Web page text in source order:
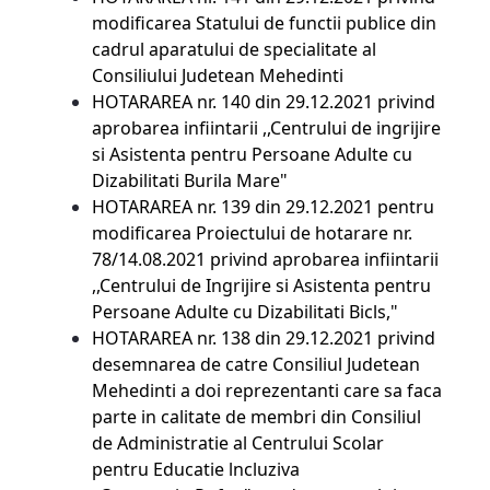
modificarea Statului de functii publice din
cadrul aparatului de specialitate al
Consiliului Judetean Mehedinti
HOTARAREA nr. 140 din 29.12.2021 privind
aprobarea infiintarii ,,Centrului de ingrijire
si Asistenta pentru Persoane Adulte cu
Dizabilitati Burila Mare"
HOTARAREA nr. 139 din 29.12.2021 pentru
modificarea Proiectului de hotarare nr.
78/14.08.2021 privind aprobarea infiintarii
,,Centrului de Ingrijire si Asistenta pentru
Persoane Adulte cu Dizabilitati Bicls,"
HOTARAREA nr. 138 din 29.12.2021 privind
desemnarea de catre Consiliul Judetean
Mehedinti a doi reprezentanti care sa faca
parte in calitate de membri din Consiliul
de Administratie al Centrului Scolar
pentru Educatie lncluziva